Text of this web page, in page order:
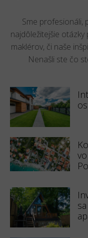
Sme profesionáli,
najdôležitejšie
maklérov, či naše
Nenašli ste čo